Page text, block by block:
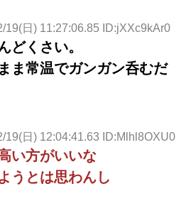
19(日) 11:27:06.85 ID:jXXc9kAr0
どくさい。
ま常温でガンガン呑むだ
19(日) 12:04:41.63 ID:Mlhl8OXU0
い方がいいな
うとは思わんし